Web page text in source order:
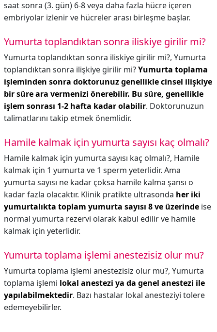
saat sonra (3. gün) 6-8 veya daha fazla hücre içeren
embriyolar izlenir ve hücreler arası birleşme başlar.
Yumurta toplandıktan sonra iliskiye girilir mi?
Yumurta toplandıktan sonra iliskiye girilir mi?, Yumurta
toplandıktan sonra ilişkiye girilir mi?Yumurta toplama
işleminden sonra doktorunuz genellikle cinsel ilişkiye
bir süre ara vermenizi önerebilir. Bu süre, genellikle
işlem sonrası 1-2 hafta kadar olabilir. Doktorunuzun
talimatlarını takip etmek önemlidir.
Hamile kalmak için yumurta sayısı kaç olmalı?
Hamile kalmak için yumurta sayısı kaç olmalı?, Hamile
kalmak için 1 yumurta ve 1 sperm yeterlidir. Ama
yumurta sayısı ne kadar çoksa hamile kalma şansı o
kadar fazla olacaktır. Klinik pratikte ultrasonda her iki
yumurtalıkta toplam yumurta sayısı 8 ve üzerinde ise
normal yumurta rezervi olarak kabul edilir ve hamile
kalmak için yeterlidir.
Yumurta toplama işlemi anestezisiz olur mu?
Yumurta toplama işlemi anestezisiz olur mu?, Yumurta
toplama işlemi lokal anestezi ya da genel anestezi ile
yapılabilmektedir. Bazı hastalar lokal anesteziyi tolere
edemeyebilirler.